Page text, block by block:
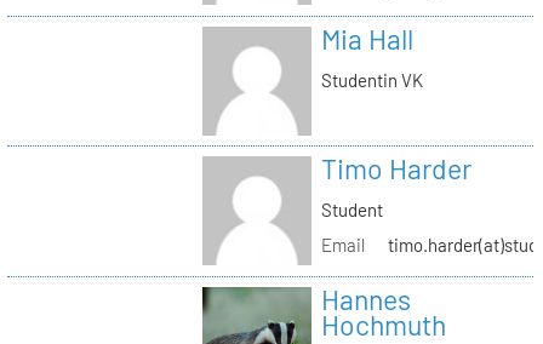
Mia Hall
Studentin VK
Timo Harder
Student
Email
Hannes
Hochmuth